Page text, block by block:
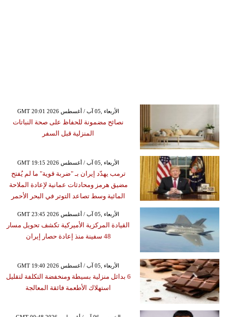
GMT 20:01 2026 الأربعاء ,05 آب / أغسطس
نصائح مضمونة للحفاظ على صحة النباتات
المنزلية قبل السفر
GMT 19:15 2026 الأربعاء ,05 آب / أغسطس
ترمب يهدّد إيران بـ "ضربة قوية" ما لم يُفتح
مضيق هرمز ومحادثات عمانية لإعادة الملاحة
المائية وسط تصاعد التوتر في البحر الأحمر
GMT 23:45 2026 الأربعاء ,05 آب / أغسطس
القيادة المركزية الأميركية تكشف تحويل مسار
48 سفينة منذ إعادة حصار إيران
GMT 19:40 2026 الأربعاء ,05 آب / أغسطس
6 بدائل منزلية بسيطة ومنخفضة التكلفة لتقليل
استهلاك الأطعمة فائقة المعالجة